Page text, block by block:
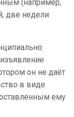
(например,
две недели
он не даёт
в виде
ему